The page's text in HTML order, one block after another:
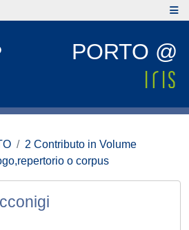
PORTO @
2 Contributo in Volume
o corpus